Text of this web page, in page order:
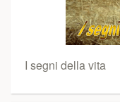
I segni della vita